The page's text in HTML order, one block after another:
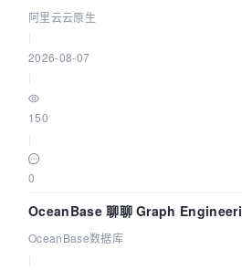
视化构建 AI 流量治理底座
阿里云云原生
2026-08-07
150
0
OceanBase 聊聊 Graph
运动员又
OceanBase数据库